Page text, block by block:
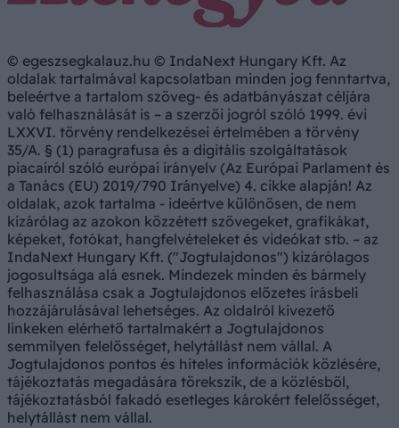
© egeszsegkalauz.hu © IndaNext Hungary Kft. Az
oldalak tartalmával kapcsolatban minden jog fenntartva,
beleértve a tartalom szöveg- és adatbányászat céljára
való felhasználását is – a szerzői jogról szóló 1999. évi
LXXVI. törvény rendelkezései értelmében a törvény
35/A. § (1) paragrafusa és a digitális szolgáltatások
piacairól szóló európai irányelv (Az Európai Parlament és
a Tanács (EU) 2019/790 Irányelve) 4. cikke alapján! Az
oldalak, azok tartalma - ideértve különösen, de nem
kizárólag az azokon közzétett szövegeket, grafikákat,
képeket, fotókat, hangfelvételeket és videókat stb. – az
IndaNext Hungary Kft. ("Jogtulajdonos") kizárólagos
jogosultsága alá esnek. Mindezek minden és bármely
felhasználása csak a Jogtulajdonos előzetes írásbeli
hozzájárulásával lehetséges. Az oldalról kivezető
linkeken elérhető tartalmakért a Jogtulajdonos
semmilyen felelősséget, helytállást nem vállal. A
Jogtulajdonos pontos és hiteles információk közlésére,
tájékoztatás megadására törekszik, de a közlésből,
tájékoztatásból fakadó esetleges károkért felelősséget,
helytállást nem vállal.